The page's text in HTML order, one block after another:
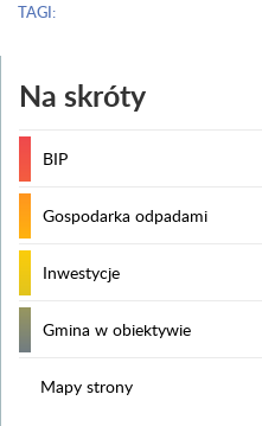
TAGI:
Na skróty
BIP
Gospodarka odpadami
Inwestycje
Gmina w obiektywie
Mapy strony